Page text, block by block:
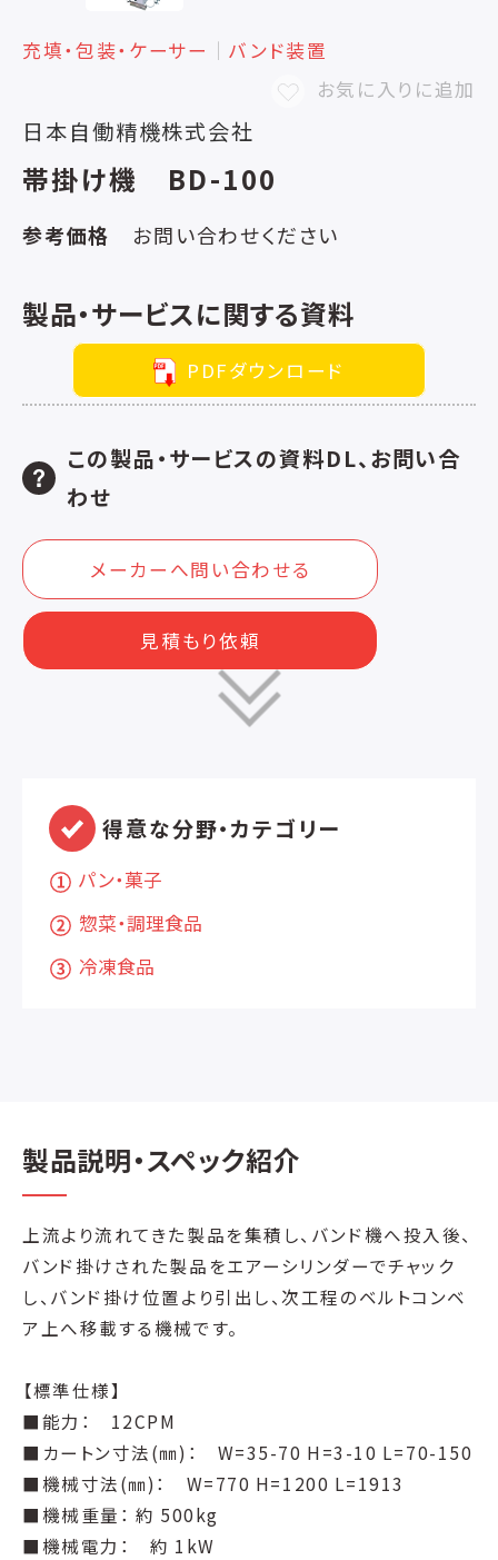
充填・包装・ケーサー │バンド装置
お気に入りに追加
日本自働精機株式会社
帯掛け機 BD-100
参考価格 お問い合わせください
製品・サービスに関する資料
PDFダウンロード
この製品・サービスの資料DL、お問い合
わせ
メーカーへ問い合わせる
見積もり依頼
得意な分野・カテゴリー
パン・菓子
惣菜・調理食品
冷凍食品
製品説明・スペック紹介
上流より流れてきた製品を集積し、バンド機へ投入後、
バンド掛けされた製品をエアーシリンダーでチャック
し、バンド掛け位置より引出し、次工程のベルトコンベ
ア上へ移載する機械です。
【標準仕様】
■能力： 12CPM
■カートン寸法(㎜)： W=35-70 H=3-10 L=70-150
■機械寸法(㎜)： W=770 H=1200 L=1913
■機械重量： 約 500kg
■機械電力： 約 1kW